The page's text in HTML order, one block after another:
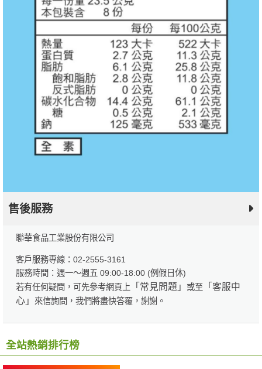
售後服務
聯華食品工業股份有限公司
客戶服務專線：02-2555-3161
服務時間：週一～週五 09:00-18:00 (例假日休)
若有任何疑問，可先參考網頁上 「常見問題」 或至「客服中
心」
來信詢問，我們將盡快答覆，謝謝。
全站熱銷排行榜